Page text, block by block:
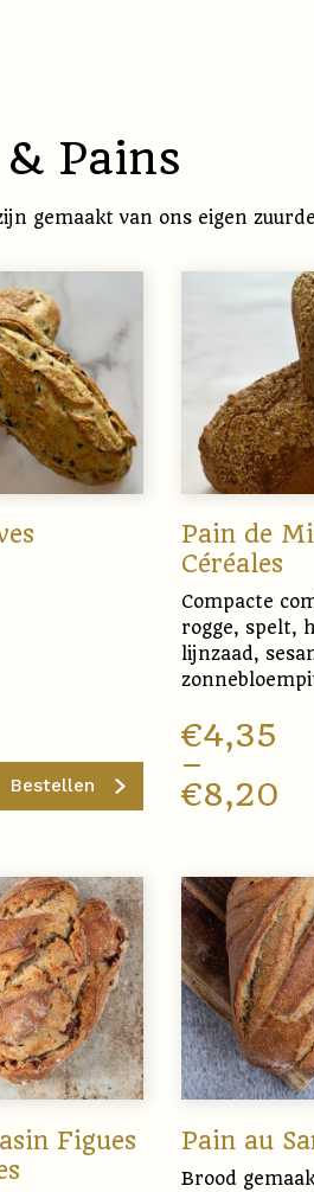
Pains
gemaakt van ons eigen
Bestellen
Pain de
Céréales
Compacte
rogge, spelt,
lijnzaad,
€4,35
–
€8,20
Figues
Pain au
Brood